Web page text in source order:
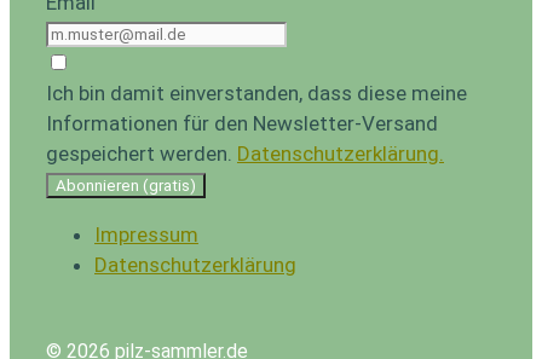
Ich bin damit einverstanden, dass diese meine
Informationen für den Newsletter-Versand
gespeichert werden. Datenschutzerklärung.
Abonnieren (gratis)
Impressum
Datenschutzerklärung
© 2026 pilz-sammler.de